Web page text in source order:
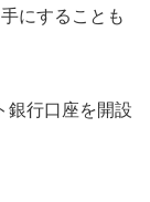
にすることも
銀行口座を開設